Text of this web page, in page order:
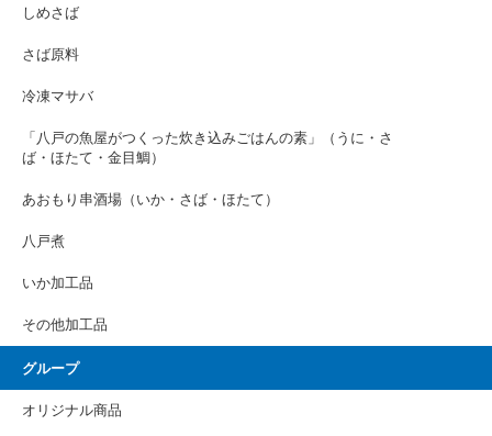
しめさば
さば原料
冷凍マサバ
「八戸の魚屋がつくった炊き込みごはんの素」（うに・さ
ば・ほたて・金目鯛）
あおもり串酒場（いか・さば・ほたて）
八戸煮
いか加工品
その他加工品
グループ
オリジナル商品